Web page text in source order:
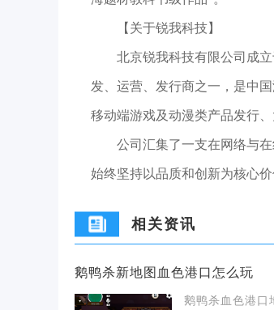
【关于锐我科技】
北京锐我科技有限公司成
发、运营、发行商之一，是中
移动端游戏及动漫类产品发行
公司汇集了一支在网络与
始终坚持以品质和创新为核心
相关资讯
鹅鸭杀新地图血色港口怎么玩
鹅鸭杀血色港口